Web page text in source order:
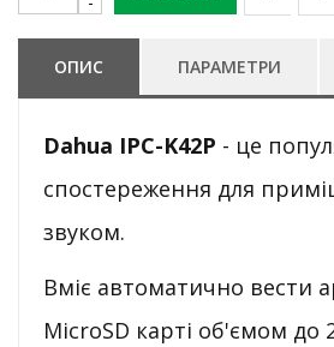
ОПИС ПАРАМЕТРИ
Dahua IPC-K42P - це
спостереження для
звуком.
Вміє автоматично вести
MicroSD карті об'ємом до